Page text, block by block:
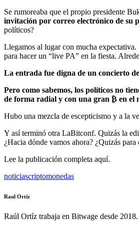
Se rumoreaba que el propio presidente
invitación por correo electrónico de su
políticos?
Llegamos al lugar con mucha
para hacer un “live PA” en la fiesta.
La entrada fue digna de un concierto
Pero como sabemos, los políticos no
de forma radial y con una gran ₿ en el
Hubo una mezcla de escepticismo y a la
Y así terminó otra LaBitconf. Quizás la
¿Hacia dónde vamos ahora? ¿Quizás
Lee la publicación completa aquí.
noticiascriptomonedas
Raul Ortíz
Raúl Ortíz trabaja en Bitwage desde